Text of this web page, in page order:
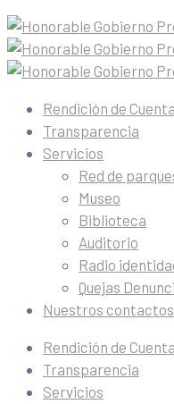
Rendición de
Transparencia
Servicios
Red de
Museo
Biblioteca
Auditorio
Radio
Quejas
Nuestros contactos
Rendición de
Transparencia
Servicios